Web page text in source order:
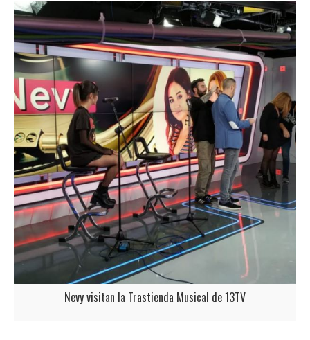
Nevy, se suben al escenario por una buena causa Nevy, participarán hoy
14 de Diciembre en la VI Feria Solidaria’ de esRadio Albacete CLM. Una
feria que se celebra todos los años, para ayudar a los bancos de
alimentos de diferentes asociaciones y en la que participan diferentes
bandas. Nevy te esperan hoy, en la…
Nevy visitan la Trastienda Musical de 13TV